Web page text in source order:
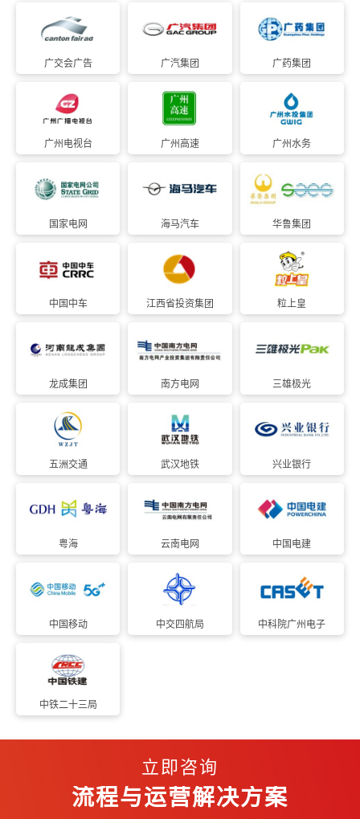
广交会广告 广汽集团 广药集团
广州电视台 广州高速 广州水务
国家电网 海马汽车 华鲁集团
中国中车 江西省投资集团 粒上皇
龙成集团 南方电网 三雄极光
五洲交通 武汉地铁 兴业银行
粤海 云南电网 中国电建
中国移动 中交四航局 中科院广州电子
中铁二十三局
立即咨询
流程与运营解决方案